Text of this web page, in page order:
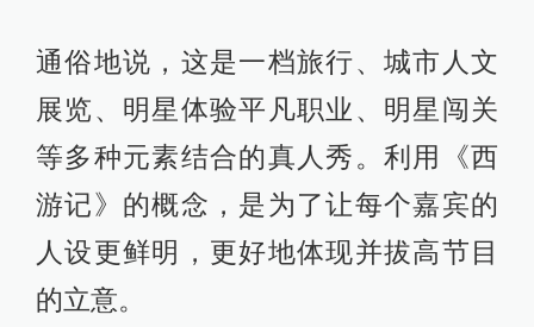
通俗地说，这是一档旅行、城市人文
展览、明星体验平凡职业、明星闯关
等多种元素结合的真人秀。利用《西
游记》的概念，是为了让每个嘉宾的
人设更鲜明，更好地体现并拔高节目
的立意。